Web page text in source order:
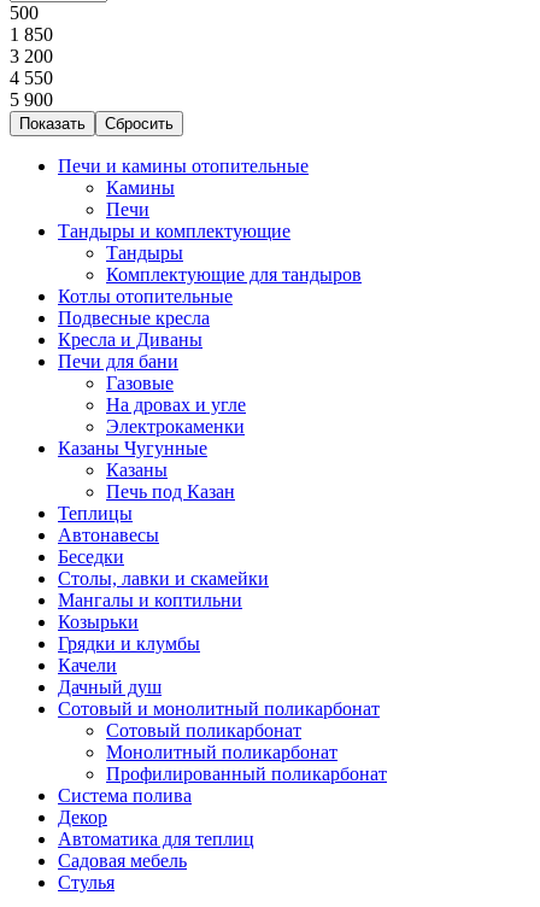
500
1 850
3 200
4 550
5 900
Печи и камины отопительные
Камины
Печи
Тандыры и комплектующие
Тандыры
Комплектующие для тандыров
Котлы отопительные
Подвесные кресла
Кресла и Диваны
Печи для бани
Газовые
На дровах и угле
Электрокаменки
Казаны Чугунные
Казаны
Печь под Казан
Теплицы
Автонавесы
Беседки
Столы, лавки и скамейки
Мангалы и коптильни
Козырьки
Грядки и клумбы
Качели
Дачный душ
Сотовый и монолитный поликарбонат
Сотовый поликарбонат
Монолитный поликарбонат
Профилированный поликарбонат
Система полива
Декор
Автоматика для теплиц
Садовая мебель
Стулья